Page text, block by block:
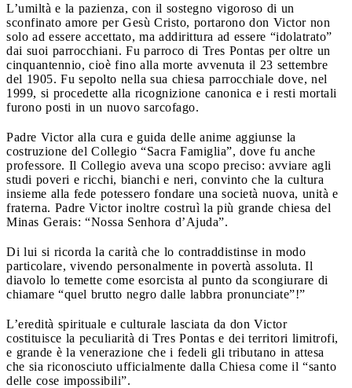
L’umiltà e la pazienza, con il sostegno vigoroso di un
sconfinato amore per Gesù Cristo, portarono don Victor non
solo ad essere accettato, ma addirittura ad essere “idolatrato”
dai suoi parrocchiani. Fu parroco di Tres Pontas per oltre un
cinquantennio, cioè fino alla morte avvenuta il 23 settembre
del 1905. Fu sepolto nella sua chiesa parrocchiale dove, nel
1999, si procedette alla ricognizione canonica e i resti mortali
furono posti in un nuovo sarcofago.
Padre Victor alla cura e guida delle anime aggiunse la
costruzione del Collegio “Sacra Famiglia”, dove fu anche
professore. Il Collegio aveva una scopo preciso: avviare agli
studi poveri e ricchi, bianchi e neri, convinto che la cultura
insieme alla fede potessero fondare una società nuova, unità e
fraterna. Padre Victor inoltre costruì la più grande chiesa del
Minas Gerais: “Nossa Senhora d’Ajuda”.
Di lui si ricorda la carità che lo contraddistinse in modo
particolare, vivendo personalmente in povertà assoluta. Il
diavolo lo temette come esorcista al punto da scongiurare di
chiamare “quel brutto negro dalle labbra pronunciate”!”
L’eredità spirituale e culturale lasciata da don Victor
costituisce la peculiarità di Tres Pontas e dei territori limitrofi,
e grande è la venerazione che i fedeli gli tributano in attesa
che sia riconosciuto ufficialmente dalla Chiesa come il “santo
delle cose impossibili”.